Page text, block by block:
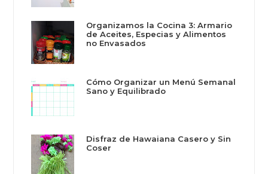
Organizamos la Cocina 3: Armario
de Aceites, Especias y Alimentos
no Envasados
Cómo Organizar un Menú Semanal
Sano y Equilibrado
Disfraz de Hawaiana Casero y Sin
Coser